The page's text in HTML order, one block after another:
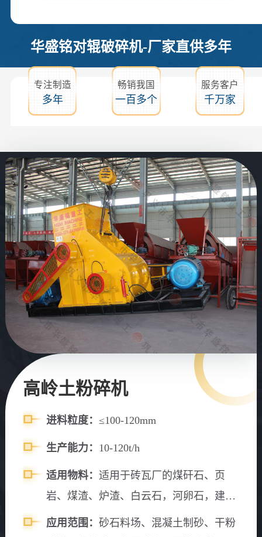
华盛铭对辊破碎机-厂家直供多年
专注制造
多年
畅销我国
一百多个
服务客户
千万家
高岭土粉碎机
进料粒度： ≤100-120mm
生产能力： 10-120t/h
适用物料： 适用于砖瓦厂的煤矸石、页
岩、煤渣、炉渣、白云石，河卵石，建筑
垃圾等物料粉碎
应用范围： 砂石料场、混凝土制砂、干粉